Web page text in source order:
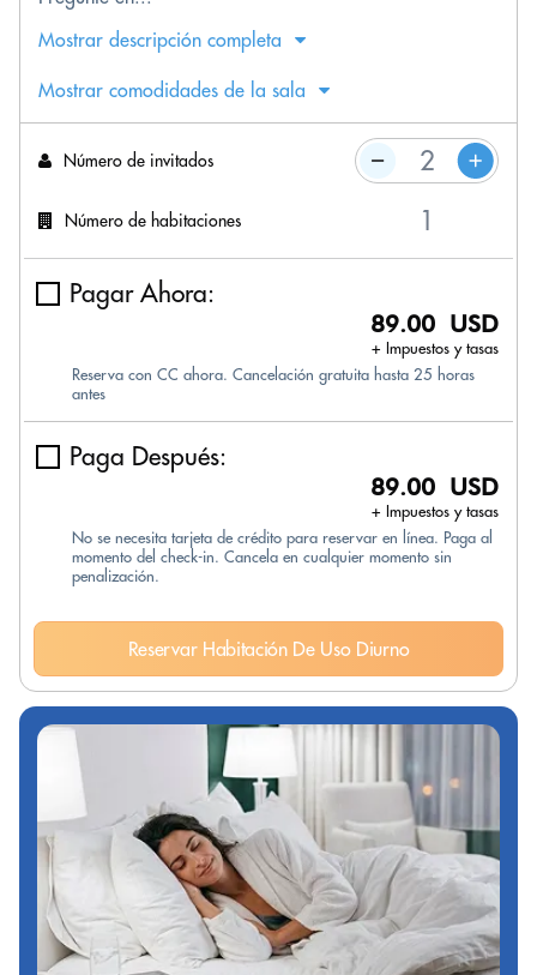
Mostrar descripción completa
Mostrar comodidades de la sala
Número de invitados
Número de habitaciones
Pagar Ahora:
89.00 USD
+ Impuestos y tasas
Reserva con CC ahora. Cancelación gratuita hasta 25 horas
antes
Paga Después:
89.00 USD
+ Impuestos y tasas
No se necesita tarjeta de crédito para reservar en línea. Paga al
momento del check-in. Cancela en cualquier momento sin
penalización.
Reservar Habitación De Uso Diurno